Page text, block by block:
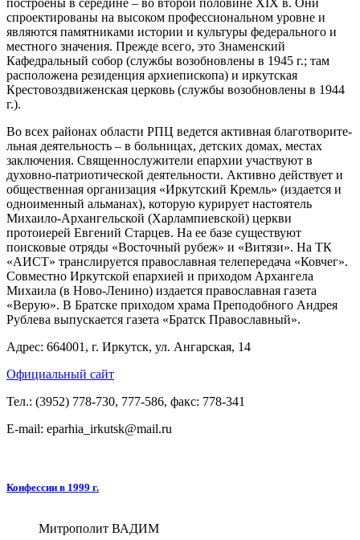
спроектированы на высоком профес­сиональном уровне и
являются памятниками истории и культуры федерального и
местного значения. Прежде всего, это Знаменский
Кафедральный собор (службы возобновлены в 1945 г.; там
расположена резиденция архиепископа) и иркутская
Крестовоздвиженская це­рковь (службы возобновлены в 1944
г.).
Во всех рай­онах области РПЦ ведется активная благотворите­
льная деятельность – в больницах, детских домах, мес­тах
заключения. Священнослужители епархии участ­вуют в
духовно-патриотической деятельности. Активно действует и
общественная организация «Иркутский Кремль» (издается и
одноименный альманах), которую курирует настоятель
Михаило-Архангельской (Харлампиевской) церкви
протоиерей Евгений Старцев. На ее базе существуют
поисковые отряды «Восточный рубеж» и «Витязи». На ТК
«АИСТ» транслируется православная телепередача «Ковчег».
Совместно Иркутской епархией и приходом Архан­гела
Михаила (в Ново-Ленино) издается православная газета
«Верую». В Братске приходом храма Преподобного Андрея
Рублева выпускается газета «Братск Православный».
Адрес: 664001, г. Иркутск, ул. Ангарская, 14
Официальный сайт
Тел.: (3952) 778-730, 777-586, факс: 778-341
E-mail: eparhia_irkutsk@mail.ru
Конфессии в 1999 г.
Митрополит ВАДИМ